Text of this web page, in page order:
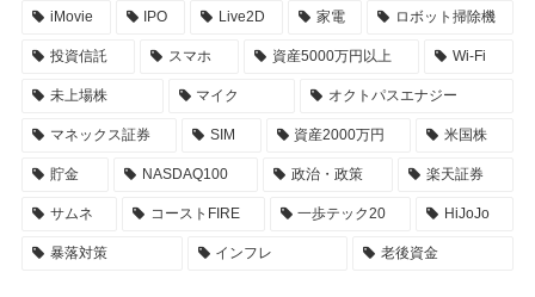
iMovie IPO Live2D 家電 ロボット掃除機
投資信託 スマホ 資産5000万円以上 Wi-Fi
未上場株 マイク オクトパスエナジー
マネックス証券 SIM 資産2000万円 米国株
貯金 NASDAQ100 政治・政策 楽天証券
サムネ コーストFIRE 一歩テック20 HiJoJo
暴落対策 インフレ 老後資金